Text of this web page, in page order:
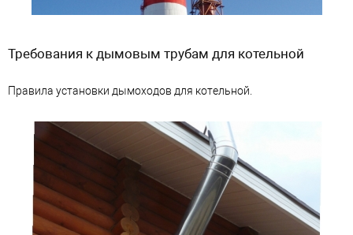
Требования к дымовым трубам для котельной
Правила установки дымоходов для котельной.